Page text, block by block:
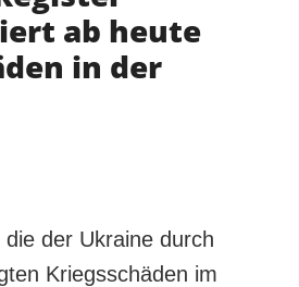
Über uns
Kontakte
ab heute
in der
der Ukraine durch
Kriegsschäden im